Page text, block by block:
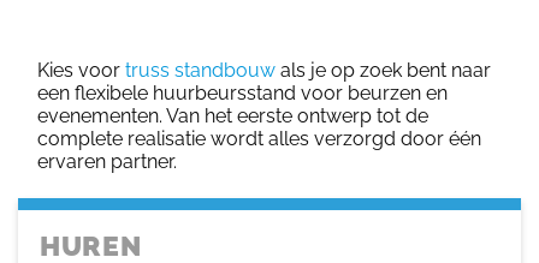
Kies voor truss standbouw als je op zoek bent naar
een flexibele huurbeursstand voor beurzen en
evenementen. Van het eerste ontwerp tot de
complete realisatie wordt alles verzorgd door één
ervaren partner.
HUREN